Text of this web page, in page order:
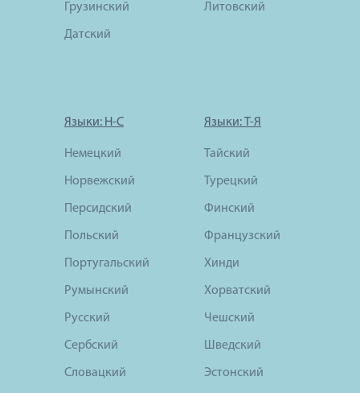
Грузинский
Датский
Литовский
Языки: Н-С
Немецкий
Норвежский
Персидский
Польский
Португальский
Румынский
Русский
Сербский
Словацкий
Языки: Т-Я
Тайский
Турецкий
Финский
Французский
Хинди
Хорватский
Чешский
Шведский
Эстонский